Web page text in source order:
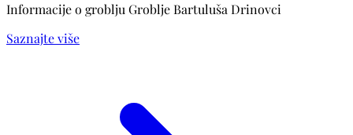
Informacije o groblju Groblje Bartuluša Drinovci
Saznajte više